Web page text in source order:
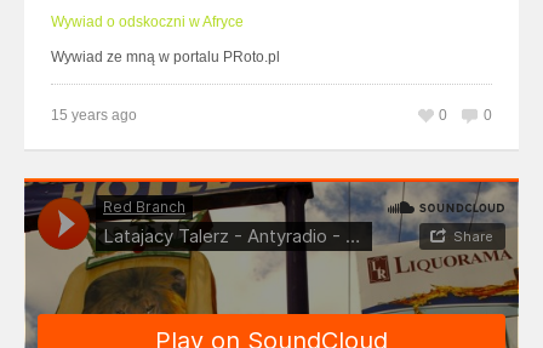
Wywiad o odskoczni w Afryce
Wywiad ze mną w portalu PRoto.pl
15 years ago 0
0